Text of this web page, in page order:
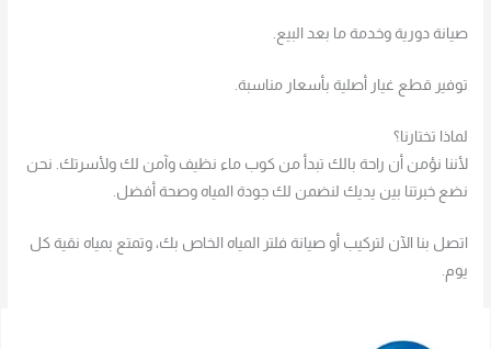
صيانة دورية وخدمة ما بعد البيع.
توفير قطع غيار أصلية بأسعار مناسبة.
لماذا تختارنا؟
لأننا نؤمن أن راحة بالك تبدأ من كوب ماء نظيف وآمن لك ولأسرتك. نحن
نضع خبرتنا بين يديك لنضمن لك جودة المياه وصحة أفضل.
اتصل بنا الآن لتركيب أو صيانة فلتر المياه الخاص بك، وتمتع بمياه نقية كل
يوم.